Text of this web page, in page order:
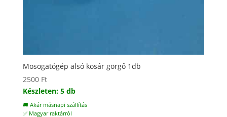
Mosogatógép alsó kosár görgő 1db
2500 Ft
Készleten: 5 db
🚚 Akár másnapi szállítás
✅ Magyar raktárról